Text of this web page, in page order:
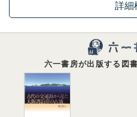
詳細
六一書房が出版する図